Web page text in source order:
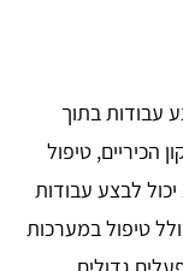
ברמה 1, יכול לבצע עבודות בתוך
טיפול
בנקודות גז ועוד. לעומתו, טכנאי גז ברמה 2 יכול לבצע עבודות
טיפול במערכות